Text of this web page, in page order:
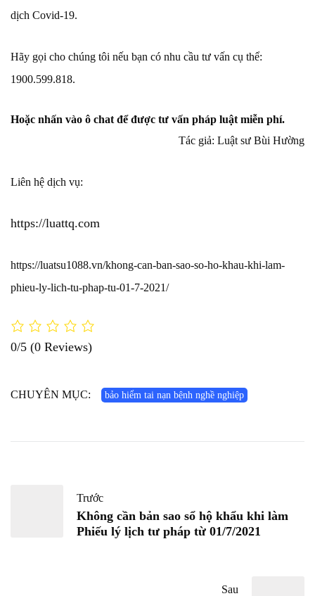
dịch Covid-19.
Hãy gọi cho chúng tôi nếu bạn có nhu cầu tư vấn cụ thể:
1900.599.818.
Hoặc nhấn vào ô chat để được tư vấn pháp luật miễn phí.
Tác giả: Luật sư Bùi Hường
Liên hệ dịch vụ:
https://luattq.com
https://luatsu1088.vn/khong-can-ban-sao-so-ho-khau-khi-lam-
phieu-ly-lich-tu-phap-tu-01-7-2021/
0/5 (0 Reviews)
CHUYÊN MỤC: bảo hiểm tai nạn bệnh nghề nghiệp
Trước
Không cần bản sao sổ hộ khẩu khi làm
Phiếu lý lịch tư pháp từ 01/7/2021
Sau